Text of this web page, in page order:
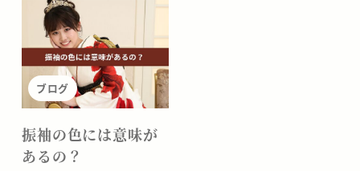
ブログ
振袖の色には意味が
あるの？